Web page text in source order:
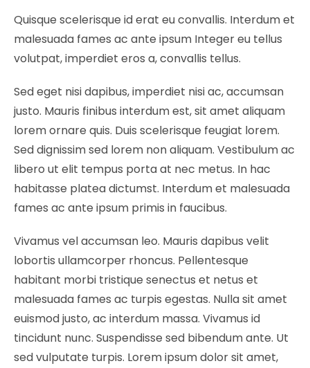
Quisque scelerisque id erat eu convallis. Interdum et
malesuada fames ac ante ipsum Integer eu tellus
volutpat, imperdiet eros a, convallis tellus.
Sed eget nisi dapibus, imperdiet nisi ac, accumsan
justo. Mauris finibus interdum est, sit amet aliquam
lorem ornare quis. Duis scelerisque feugiat lorem.
Sed dignissim sed lorem non aliquam. Vestibulum ac
libero ut elit tempus porta at nec metus. In hac
habitasse platea dictumst. Interdum et malesuada
fames ac ante ipsum primis in faucibus.
Vivamus vel accumsan leo. Mauris dapibus velit
lobortis ullamcorper rhoncus. Pellentesque
habitant morbi tristique senectus et netus et
malesuada fames ac turpis egestas. Nulla sit amet
euismod justo, ac interdum massa. Vivamus id
tincidunt nunc. Suspendisse sed bibendum ante. Ut
sed vulputate turpis. Lorem ipsum dolor sit amet,